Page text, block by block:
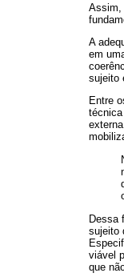
Assim,
A
em
sujeito
Entre
Dessa
sujeito
viável
que